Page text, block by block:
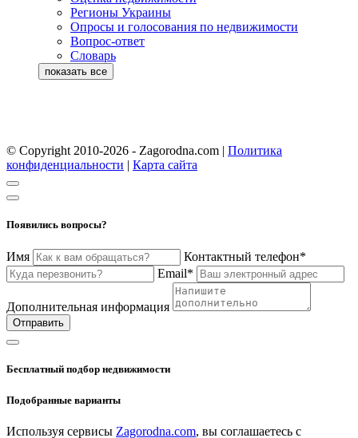
Регионы Украины
Опросы и голосования по недвижимости
Вопрос-ответ
Словарь
© Copyright 2010-2026 - Zagorodna.com | Политика
конфиденциальности | Карта сайта
Появились вопросы?
Имя
Контактный телефон*
Email*
Дополнительная информация
Отправить
Бесплатный подбор недвижимости
Подобранные варианты
Используя сервисы Zagorodna.com, вы соглашаетесь с